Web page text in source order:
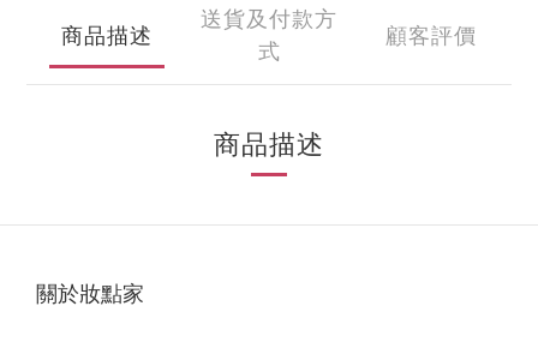
商品描述
送貨及付款方
式
顧客評價
商品描述
關於妝點家